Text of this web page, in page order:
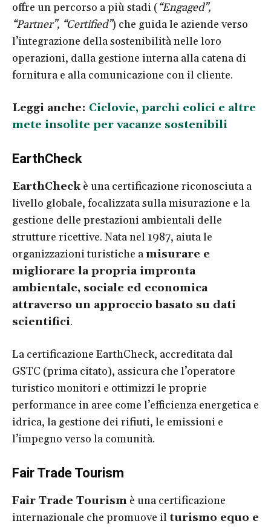
offre un percorso a più stadi (“Engaged”,
“Partner”, “Certified”) che guida le aziende verso
l’integrazione della sostenibilità nelle loro
operazioni, dalla gestione interna alla catena di
fornitura e alla comunicazione con il cliente.
Leggi anche: Ciclovie, parchi eolici e altre
mete insolite per vacanze sostenibili
EarthCheck
EarthCheck è una certificazione riconosciuta a
livello globale, focalizzata sulla misurazione e la
gestione delle prestazioni ambientali delle
strutture ricettive. Nata nel 1987, aiuta le
organizzazioni turistiche amisurare e
migliorare la propria impronta
ambientale, sociale ed economica
attraverso un approccio basato su dati
scientifici.
La certificazione EarthCheck, accreditata dal
GSTC (prima citato), assicura che l’operatore
turistico monitori e ottimizzi le proprie
performance in aree come l’efficienza energetica e
idrica, la gestione dei rifiuti, le emissioni e
l’impegno verso la comunità.
Fair Trade Tourism
Fair Trade Tourism è una certificazione
internazionale che promuove il turismo equo e